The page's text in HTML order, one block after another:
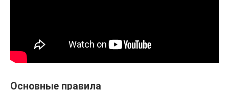
Основные правила